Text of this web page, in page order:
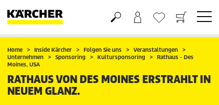
Warenkorb
Wunschliste
Home Inside Kärcher Folgen Sie uns
Veranstaltungen
Unternehmen
Sponsoring Kultursponsoring
Rathaus - Des
Moines, USA
RATHAUS VON DES MOINES ERSTRAHLT IN
NEUEM GLANZ.